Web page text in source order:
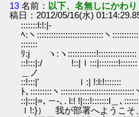
13 名前： 以下、名無しにかわ
稿日：2012/05/16(水)
:::::::l:!:|‐
ﾍ:ヽ::::::::::::::::::::::::::::ヽ
:::::::
ﾘ:j ヽ:ヽ::::::::::::!::::::::::::::::
::!:::|:/ !::|ｌ:::|::::::::!:::::::ヽ
＿ノ
::!:::|' ｌ:| !:l:!:::::::
ﾄ､:::::::::ヽ:::::::::::::::::::::::::::::::
::|:::|=､－-､. l:! !|:::!:::::::l＿､
ｌ!:}） 我が部署へようこそ